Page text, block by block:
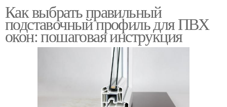
Как выбрать правильный
подставочный профиль для ПВХ
окон: пошаговая инструкция